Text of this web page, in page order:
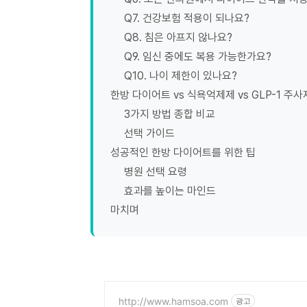
Q7. 건강보험 적용이 되나요?
Q8. 침은 아프지 않나요?
Q9. 임신 중에도 복용 가능한가요?
Q10. 나이 제한이 있나요?
한방 다이어트 vs 식욕억제제 vs GLP-1 주사
3가지 방법 종합 비교
선택 가이드
성공적인 한방 다이어트를 위한 팁
병원 선택 요령
효과를 높이는 마인드
마치며
http://www.hamsoa.com 광고